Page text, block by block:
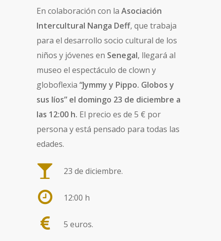
En colaboración con la Asociación
Intercultural Nanga Deff, que trabaja
para el desarrollo socio cultural de los
niños y jóvenes en Senegal, llegará al
museo el espectáculo de clown y
globoflexia “Jymmy y Pippo. Globos y
sus líos” el domingo 23 de diciembre a
las 12:00 h. El precio es de 5 € por
persona y está pensado para todas las
edades.
23 de diciembre.
12:00 h
5 euros.